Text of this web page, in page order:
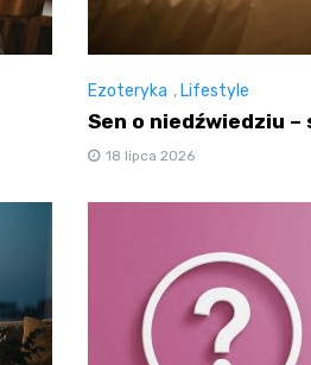
Ezoteryka , Lifestyle
Sen o niedźwiedziu –
18 lipca 2026